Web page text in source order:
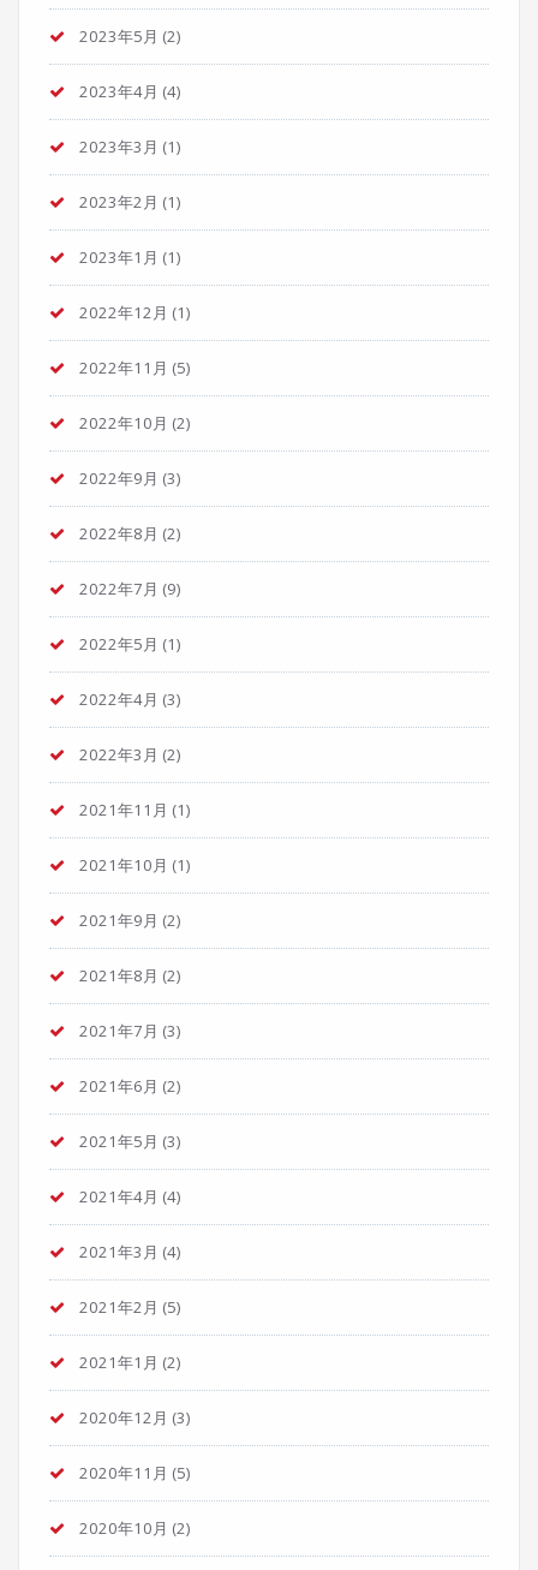
2023年5月 (2)
2023年4月 (4)
2023年3月 (1)
2023年2月 (1)
2023年1月 (1)
2022年12月 (1)
2022年11月 (5)
2022年10月 (2)
2022年9月 (3)
2022年8月 (2)
2022年7月 (9)
2022年5月 (1)
2022年4月 (3)
2022年3月 (2)
2021年11月 (1)
2021年10月 (1)
2021年9月 (2)
2021年8月 (2)
2021年7月 (3)
2021年6月 (2)
2021年5月 (3)
2021年4月 (4)
2021年3月 (4)
2021年2月 (5)
2021年1月 (2)
2020年12月 (3)
2020年11月 (5)
2020年10月 (2)